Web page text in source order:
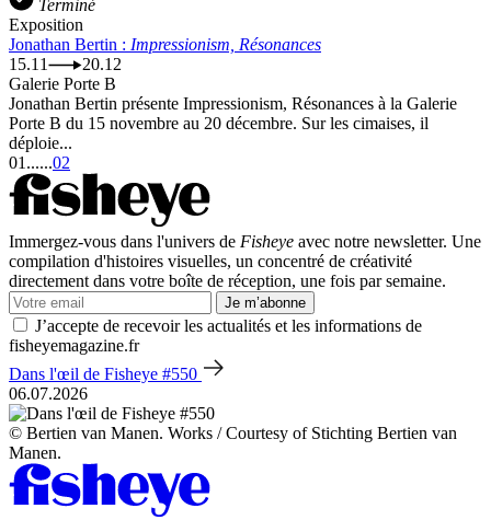
Terminé
Exposition
Jonathan Bertin : Impressionism, Résonances
15.11
20.12
Galerie Porte B
Jonathan Bertin présente Impressionism, Résonances à la Galerie
Porte B du 15 novembre au 20 décembre. Sur les cimaises, il
déploie...
01 ......02
Immergez-vous dans l'univers de Fisheye avec notre newsletter. Une
compilation d'histoires visuelles, un concentré de créativité
directement dans votre boîte de réception, une fois par semaine.
Je m’abonne
J’accepte de recevoir les actualités et les informations de
fisheyemagazine.fr
Dans l'œil de Fisheye #550
06.07.2026
© Bertien van Manen. Works / Courtesy of Stichting Bertien van
Manen.